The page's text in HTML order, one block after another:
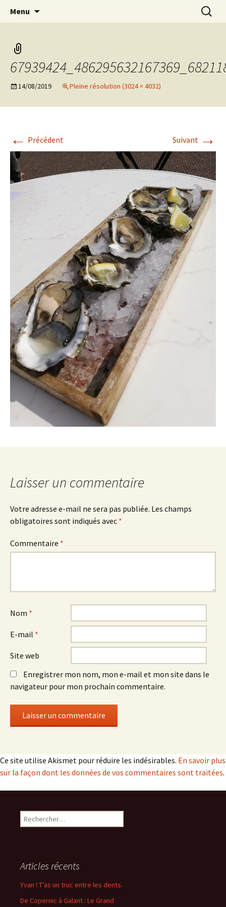
Marc Leroi
Menu
14/08/2019 Pleine résolution (3024 × 4032)
← Précédent Suivant →
Laisser un commentaire
Votre adresse e-mail ne sera pas publiée. Les champs
obligatoires sont indiqués avec *
Commentaire *
Nom *
E-mail *
Site web
Enregistrer mon nom, mon e-mail et mon site dans le
navigateur pour mon prochain commentaire.
Ce site utilise Akismet pour réduire les indésirables. En savoir plus
sur la façon dont les données de vos commentaires sont traitées.
Rechercher :
Articles récents
Yvan ! T’as un truc entre les dents.
De Copernic à Galant : Le Grand